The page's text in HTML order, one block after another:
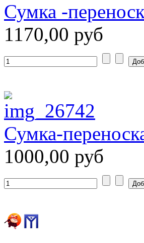
Сумка -
1170,00 руб
Сумка-
1000,00 руб